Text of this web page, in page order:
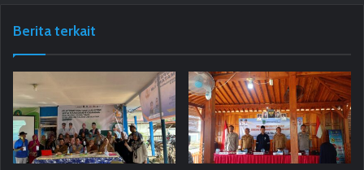
Berita terkait